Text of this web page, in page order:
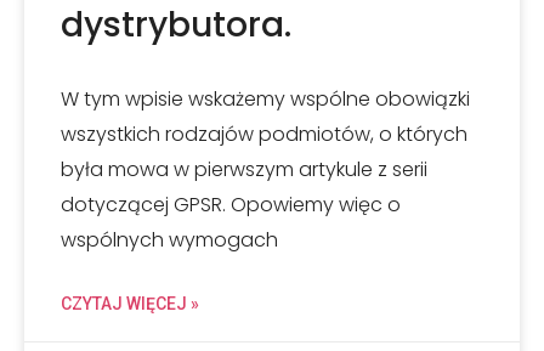
dystrybutora.
W tym wpisie wskażemy wspólne obowiązki
wszystkich rodzajów podmiotów, o których
była mowa w pierwszym artykule z serii
dotyczącej GPSR. Opowiemy więc o
wspólnych wymogach
CZYTAJ WIĘCEJ »